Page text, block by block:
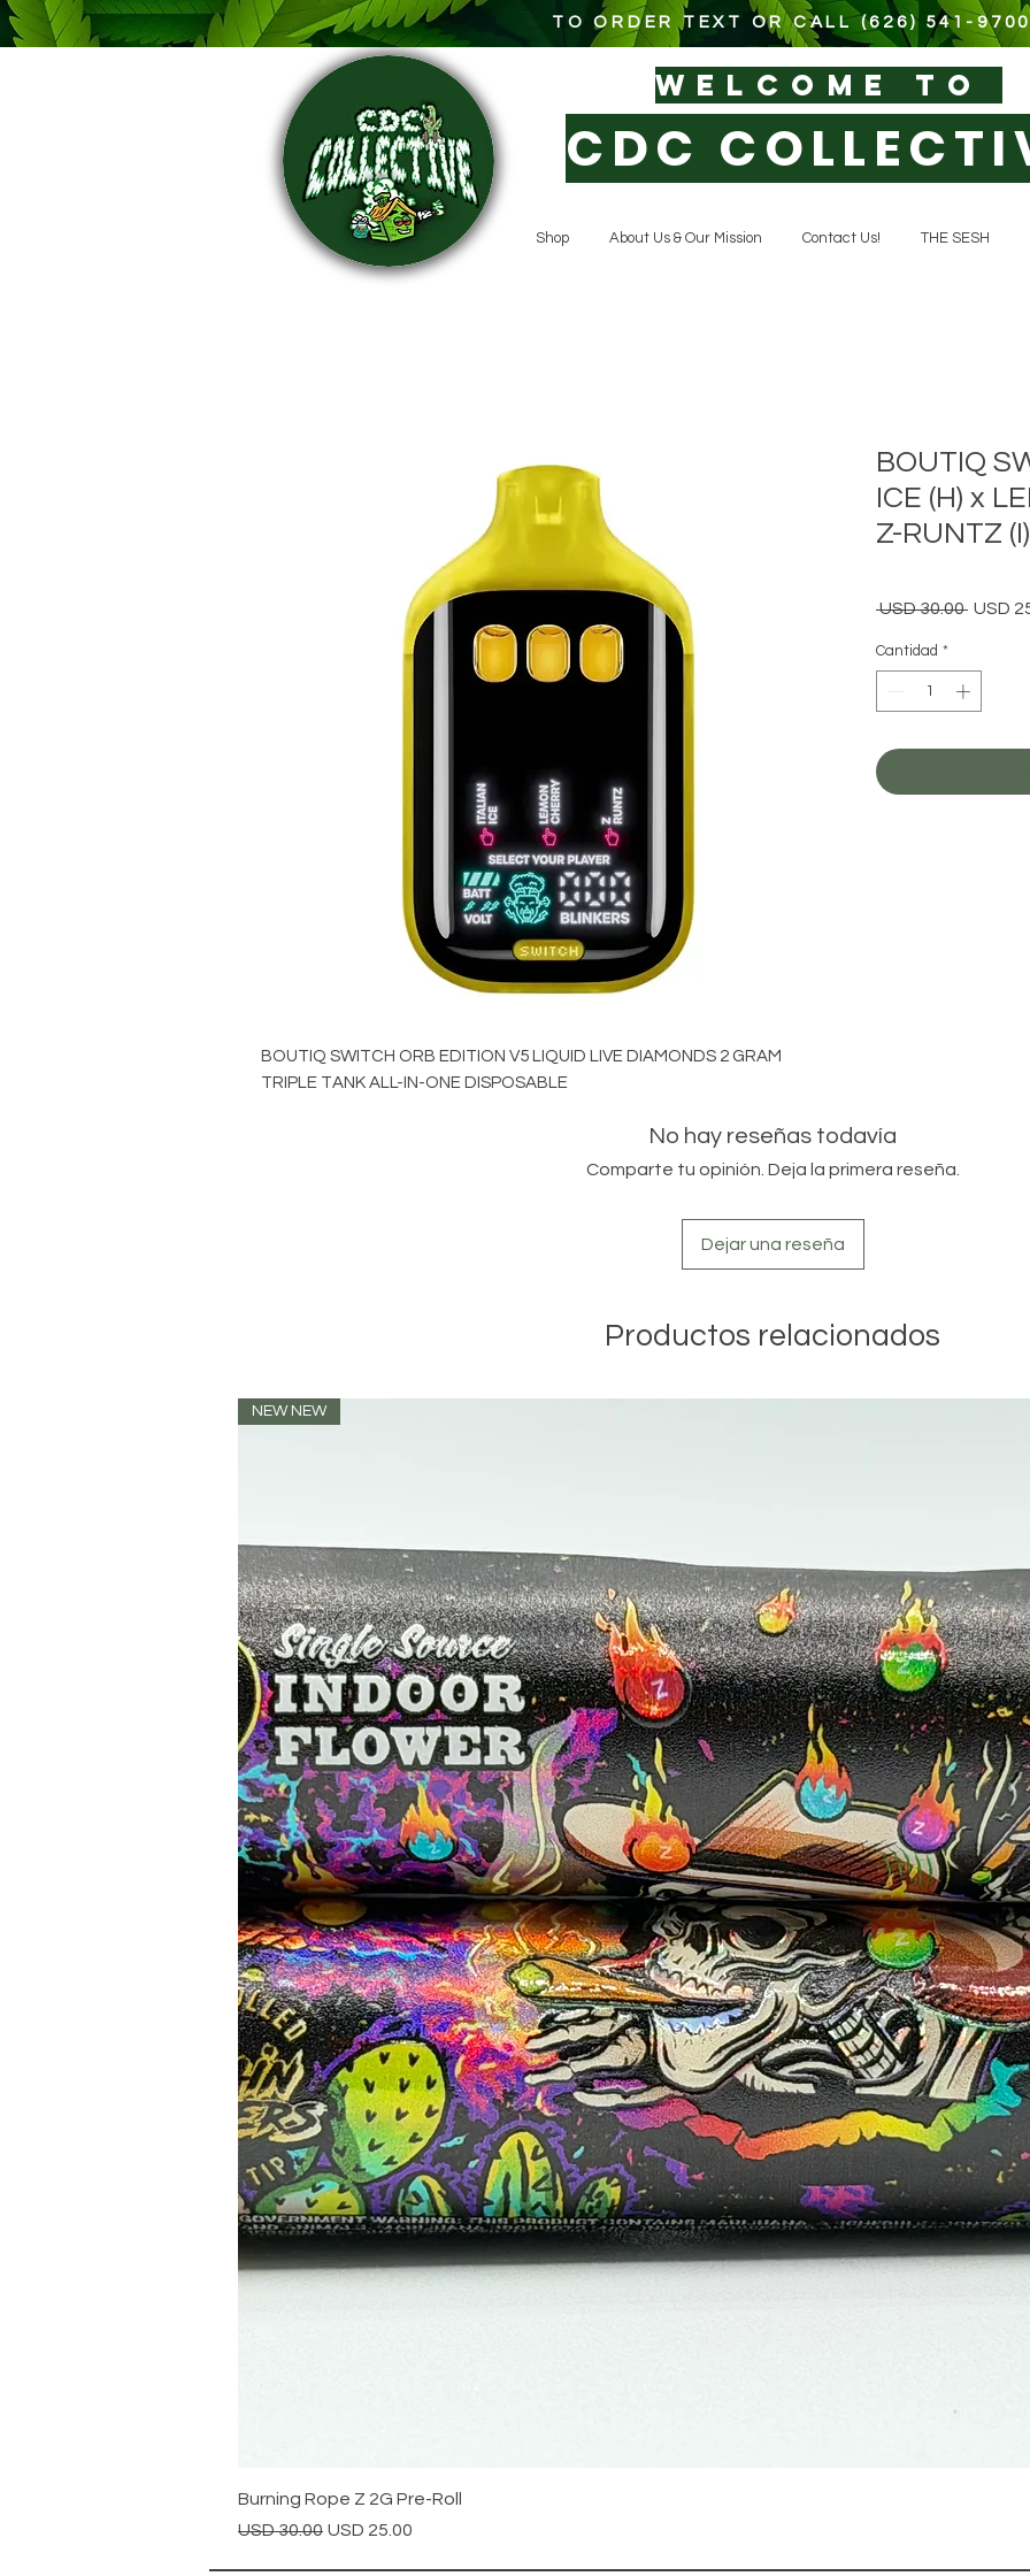
TO ORDER TEXT OR CALL (626) 541-9700
WELCOM E TO
CDC
Shop About Us & Our Mission Contact Us! THE SESH
BOUTIQ SWITCH ORB EDITION V5 LIQUID LIVE DIAMONDS 2 GRAM
TRIPLE TANK ALL-IN-ONE DISPOSABLE
BOUTIQ
ICE (H) x
Z-RUNTZ
USD 30.00 Precio
USD
Cantidad *
No hay reseñas todavía
Comparte tu opinión. Deja la primera reseña.
Dejar una reseña
Productos relacionados
NEW NEW
Burning Rope Z 2G Pre-Roll
Precio
USD 30.00 Precio de oferta
USD 25.00